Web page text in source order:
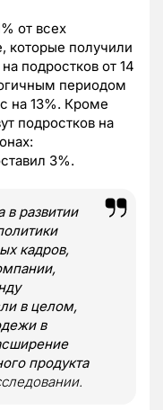
от всех
которые получили
подростков от 14
периодом
на 13%. Кроме
подростков на
3%.
в развитии
кадров,
в целом,
в
продукта